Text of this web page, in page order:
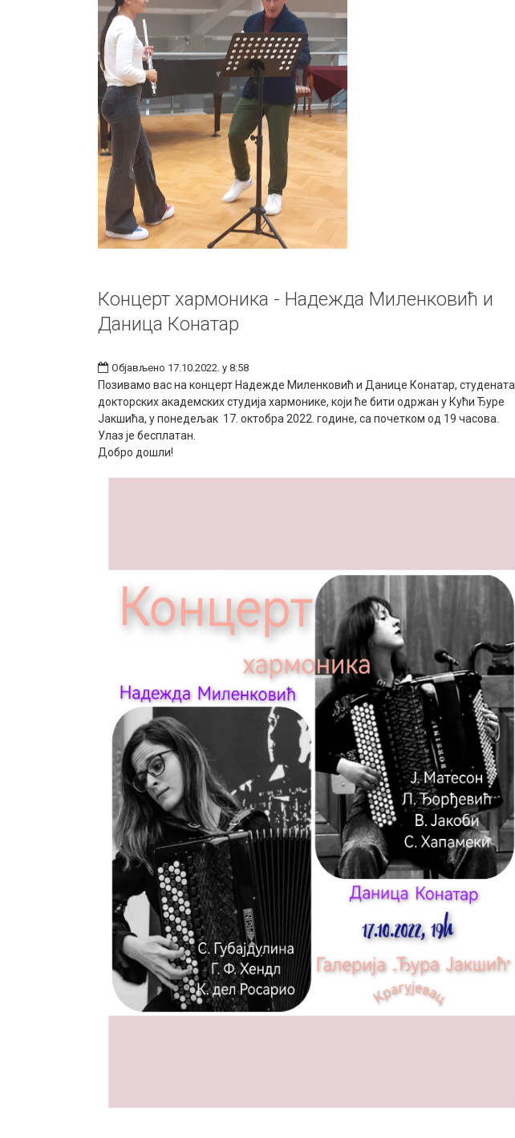
Концерт хармоника - Надежда Миленковић и
Даница Конатар
Објављено 17.10.2022. у 8:58
Позивамо вас на концерт Надежде Миленковић и Данице Конатар, студената
докторских академских студија хармонике, који ће бити одржан у Кући Ђуре
Јакшића, у понедељак 17. октобра 2022. године, са почетком од 19 часова.
Улаз је бесплатан.
Добро дошли!